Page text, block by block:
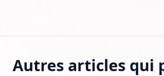
Autres articles qui